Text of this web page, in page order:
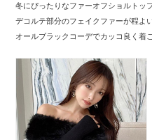
冬にぴったりなファーオフショルトッ
デコルテ部分のフェイクファーが程よ
オールブラックコーデでカッコ良く着